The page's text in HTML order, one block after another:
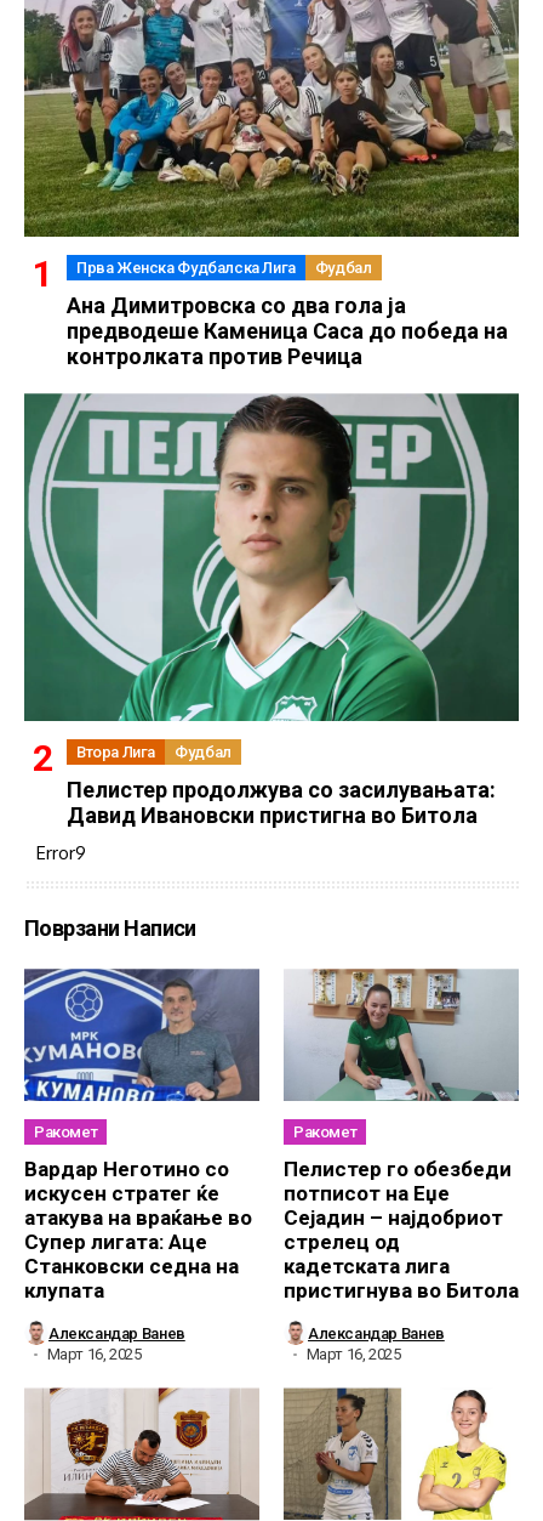
Прва Женска Фудбалска Лига Фудбал
Ана Димитровска со два гола ја
предводеше Каменица Саса до победа на
контролката против Речица
Втора Лига Фудбал
Пелистер продолжува со засилувањата:
Давид Ивановски пристигна во Битола
Error9
Поврзани Написи
Ракомет
Вардар Неготино со
искусен стратег ќе
атакува на враќање во
Супер лигата: Аце
Станковски седна на
клупата
Александар Ванев
Март 16, 2025
Ракомет
Пелистер го обезбеди
потписот на Еџе
Сејадин – најдобриот
стрелец од
кадетската лига
пристигнува во Битола
Александар Ванев
Март 16, 2025